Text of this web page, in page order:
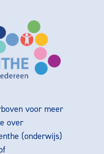
voor meer
over
(onderwijs)